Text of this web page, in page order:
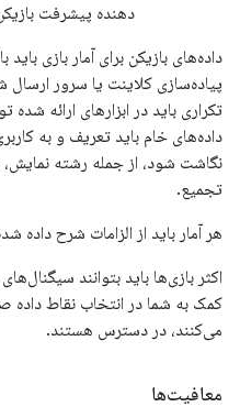
دهنده پیشرفت
پیاده‌سازی کلاینت یا سرور ارسال
تکراری باید در ابزارهای ارائه
داده‌های خام باید تعریف و به
نگاشت شود، از جمله رشته نمایش،
تجمیع.
هر آمار باید از الزامات شرح داده
اکثر بازی‌ها باید بتوانند
کمک به شما در انتخاب نقاط داده
می‌کنند، در دسترس هستند.
معافیت‌ها